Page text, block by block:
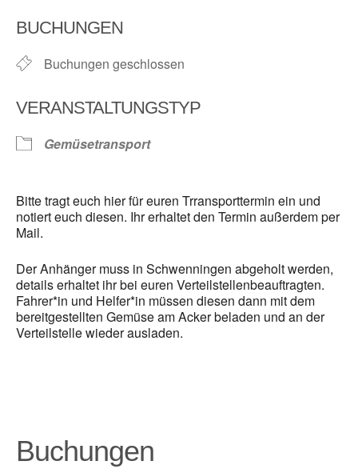
BUCHUNGEN
Buchungen geschlossen
VERANSTALTUNGSTYP
Gemüsetransport
Bitte tragt euch hier für euren Trransporttermin ein und
notiert euch diesen. Ihr erhaltet den Termin außerdem per
Mail.
Der Anhänger muss in Schwenningen abgeholt werden,
details erhaltet ihr bei euren Verteilstellenbeauftragten.
Fahrer*in und Helfer*in müssen diesen dann mit dem
bereitgestellten Gemüse am Acker beladen und an der
Verteilstelle wieder ausladen.
Buchungen